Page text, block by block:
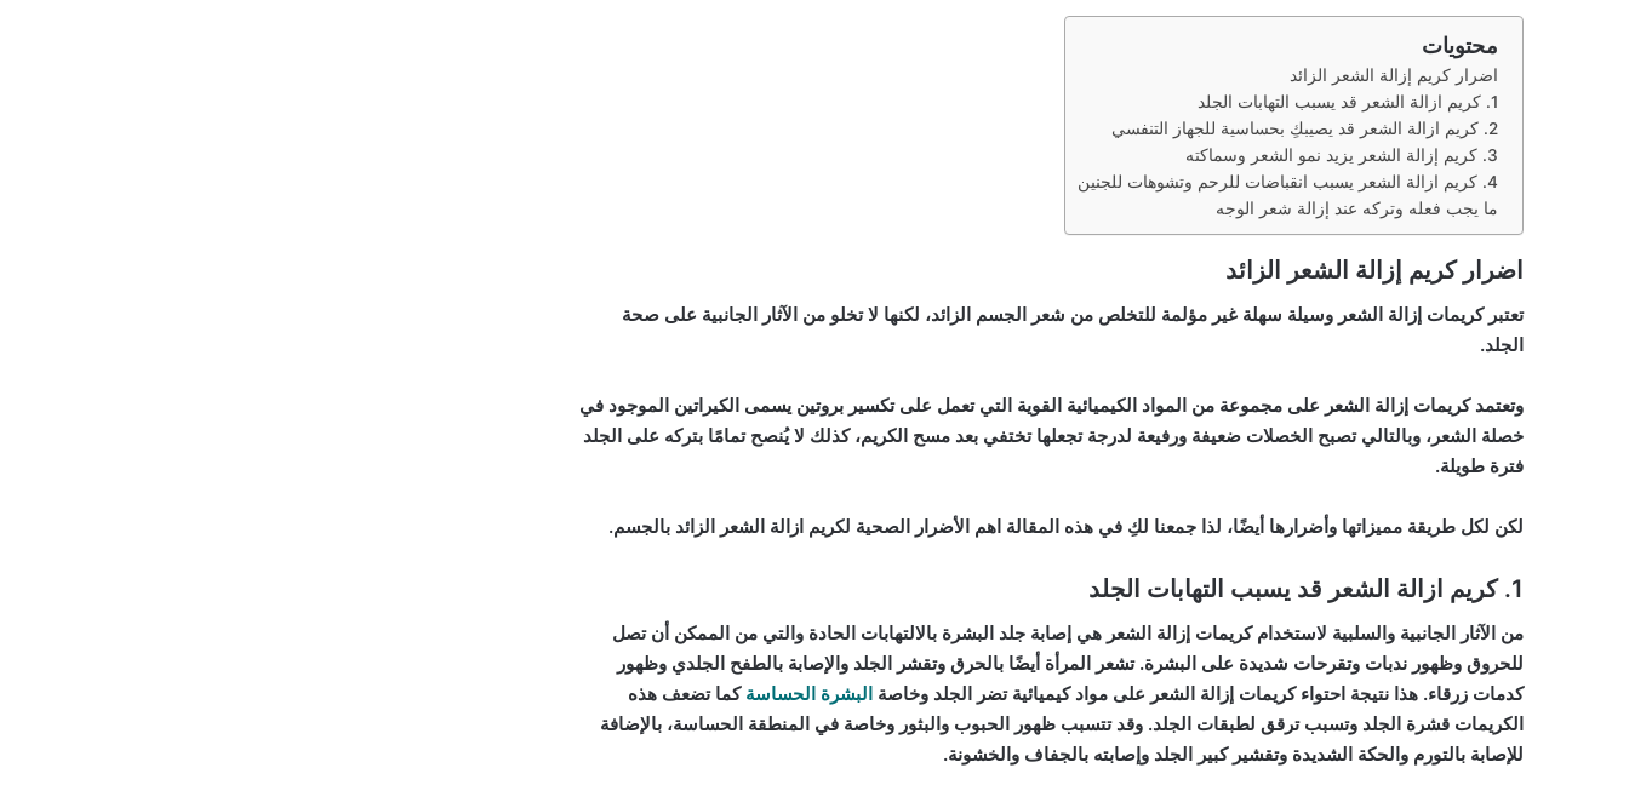
محتويات
اضرار كريم إزالة الشعر الزائد
1. كريم ازالة الشعر قد يسبب التهابات الجلد
2. كريم ازالة الشعر قد يصيبكِ بحساسية للجهاز التنفسي
3. كريم إزالة الشعر يزيد نمو الشعر وسماكته
4. كريم ازالة الشعر يسبب انقباضات للرحم وتشوهات للجنين
ما يجب فعله وتركه عند إزالة شعر الوجه
اضرار كريم إزالة الشعر الزائد
تعتبر كريمات إزالة الشعر وسيلة سهلة غير مؤلمة للتخلص من شعر الجسم الزائد، لكنها لا تخلو من الآثار الجانبية على صحة
الجلد.
وتعتمد كريمات إزالة الشعر على مجموعة من المواد الكيميائية القوية التي تعمل على تكسير بروتين يسمى الكيراتين الموجود في
خصلة الشعر، وبالتالي تصبح الخصلات ضعيفة ورفيعة لدرجة تجعلها تختفي بعد مسح الكريم، كذلك لا يُنصح تمامًا بتركه على الجلد
فترة طويلة.
لكن لكل طريقة مميزاتها وأضرارها أيضًا، لذا جمعنا لكِ في هذه المقالة اهم الأضرار الصحية لكريم ازالة الشعر الزائد بالجسم.
1. كريم ازالة الشعر قد يسبب التهابات الجلد
من الآثار الجانبية والسلبية لاستخدام كريمات إزالة الشعر هي إصابة جلد البشرة بالالتهابات الحادة والتي من الممكن أن تصل
للحروق وظهور ندبات وتقرحات شديدة على البشرة. تشعر المرأة أيضًا بالحرق وتقشر الجلد والإصابة بالطفح الجلدي وظهور
كدمات زرقاء. هذا نتيجة احتواء كريمات إزالة الشعر على مواد كيميائية تضر الجلد وخاصة البشرة الحساسة كما تضعف هذه
الكريمات قشرة الجلد وتسبب ترقق لطبقات الجلد. وقد تتسبب ظهور الحبوب والبثور وخاصة في المنطقة الحساسة، بالإضافة
للإصابة بالتورم والحكة الشديدة وتقشير كبير الجلد وإصابته بالجفاف والخشونة.